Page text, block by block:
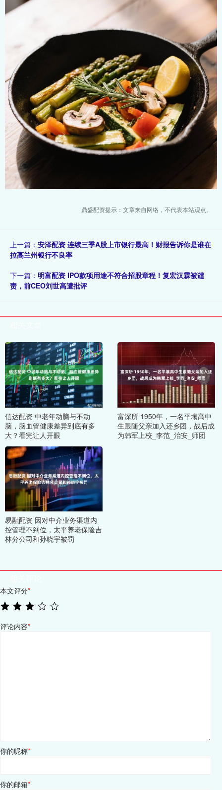
鼎盛配资提示：文章来自网络，不代表本站观点。
上一篇： 安泽配资 连续三季A股上市银行最高！财报告诉你是谁在
拉高兰州银行不良率
下一篇： 明富配资 IPO款项用途不符合招股章程！复宏汉霖被谴
责，前CEO刘世高遭批评
信达配资 中老年动脑与不动
脑，脑血管健康差异到底有多
大？看完让人开眼
富深所 1950年，一名平壤高中
生跟随父亲加入还乡团，战后成
为韩军上校_李范_治安_师团
易融配资 因对中介业务渠道内
控管理不到位，太平养老保险吉
林分公司和孙晓宇被罚
本文评分*
评论内容*
你的昵称*
你的邮箱*